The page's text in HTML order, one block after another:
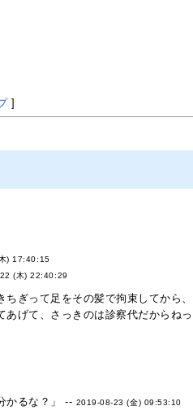
]
) 17:40:15
(木) 22:40:29
ぎって足をその髪で拘束してから
げて、さっきのは診察代だからね
かるな？」 -- 2019-08-23 (金) 09:53:10